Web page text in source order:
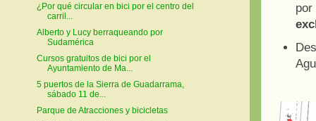
¿Por qué circular en bici por el centro del
carril...
Alberto y Lucy berraqueando por
Sudamérica
Cursos gratuitos de bici por el
Ayuntamiento de Ma...
5 puertos de la Sierra de Guadarrama,
sábado 11 de...
Parque de Atracciones y bicicletas